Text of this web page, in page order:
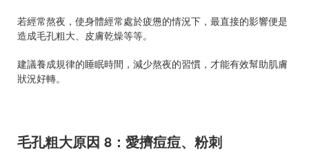
若經常熬夜，使身體經常處於疲憊的情況下，最直接的影響便是
造成毛孔粗大、皮膚乾燥等等。
建議養成規律的睡眠時間，減少熬夜的習慣，才能有效幫助肌膚
狀況好轉。
毛孔粗大原因 8：愛擠痘痘、粉刺